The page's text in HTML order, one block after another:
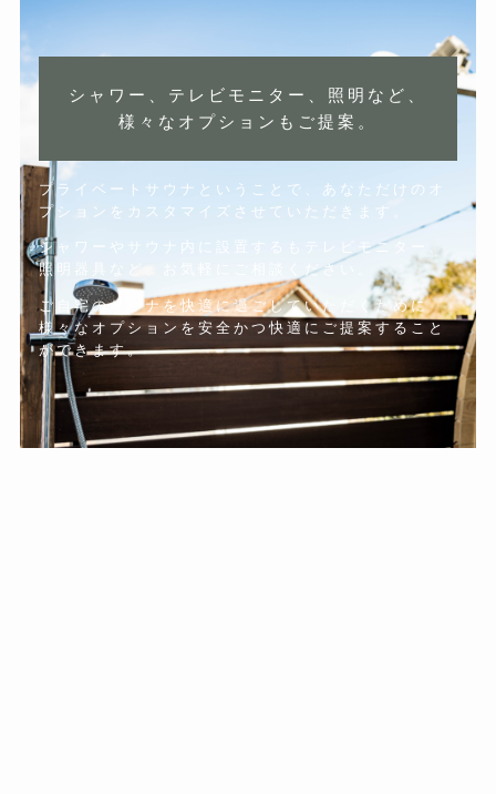
シャワー、テレビモニター、照明など、
様々なオプションもご提案。
プライベートサウナということで、あなただけのオ
プションをカスタマイズさせていただきます。
シャワーやサウナ内に設置するもテレビモニター、
照明器具など、お気軽にご相談ください。
ご自宅のサウナを快適に過ごしていただくために
様々なオプションを安全かつ快適にご提案すること
ができます。